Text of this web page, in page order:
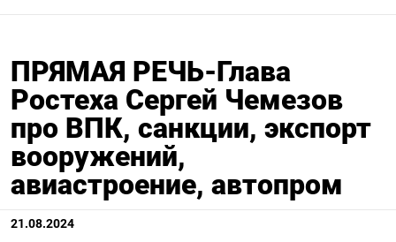
ПРЯМАЯ РЕЧЬ-Глава
Ростеха Сергей Чемезов
про ВПК, санкции, экспорт
вооружений,
авиастроение, автопром
21.08.2024